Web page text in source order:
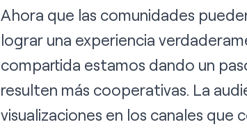
Ahora que las comunidades
lograr una experiencia
compartida estamos dando un
resulten más cooperativas. La
visualizaciones en los canales que